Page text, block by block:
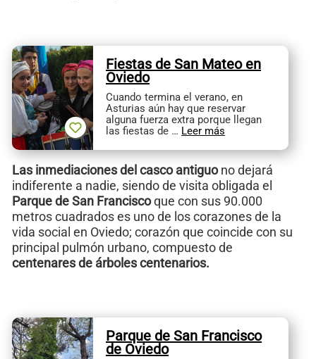
Fiestas de San Mateo en
Oviedo
Cuando termina el verano, en
Asturias aún hay que reservar
alguna fuerza extra porque llegan
las fiestas de … Leer más
Las inmediaciones del casco antiguono dejará
indiferente a nadie, siendo de visita obligada el
Parque de San Franciscoque con sus 90.000
metros cuadrados es uno de los corazones de la
vida social en Oviedo; corazón que coincide con su
principal pulmón urbano, compuesto de
centenares de árboles centenarios.
Parque de San Francisco
de Oviedo